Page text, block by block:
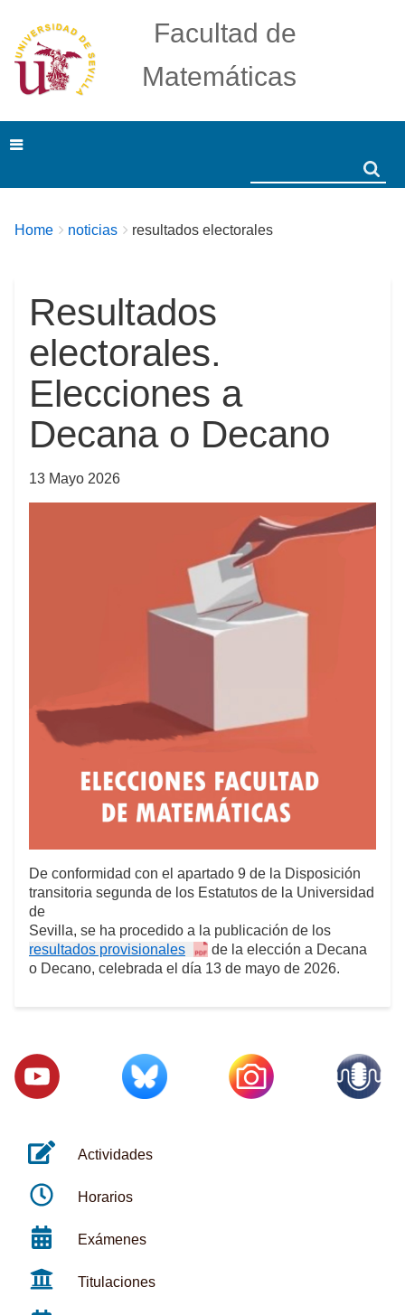
Facultad de
Matemáticas
Breadcrumbs
You
Home noticias resultados electorales
Resultados
electorales.
Elecciones a
Decana o Decano
13 Mayo 2026
De conformidad con el apartado 9 de la Disposición
transitoria segunda de los Estatutos de la Universidad
de
Sevilla, se ha procedido a la publicación de los
resultados provisionales
de la elección a Decana
o Decano, celebrada el día 13 de mayo de 2026.
Actividades
Horarios
Exámenes
Titulaciones